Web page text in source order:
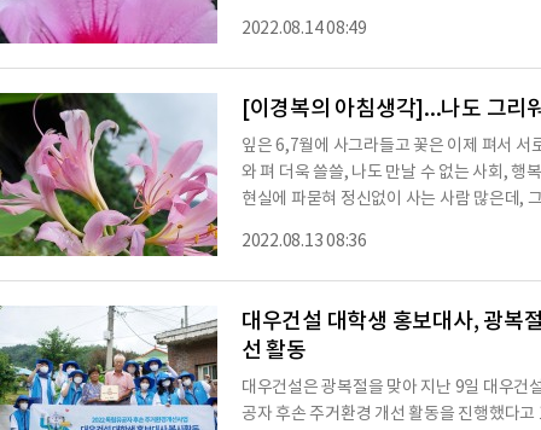
2022.08.14 08:49
[이경복의 아침생각]...나도 그리
잎은 6,7월에 사그라들고 꽃은 이제 펴서
와 펴 더욱 쓸쓸, 나도 만날 수 없는 사회, 행
현실에 파묻혀 정신없이 사는 사람 많은데,
2022.08.13 08:36
대우건설 대학생 홍보대사, 광복
선 활동
대우건설은 광복절을 맞아 지난 9일 대우건
공자 후손 주거환경 개선 활동을 진행했다